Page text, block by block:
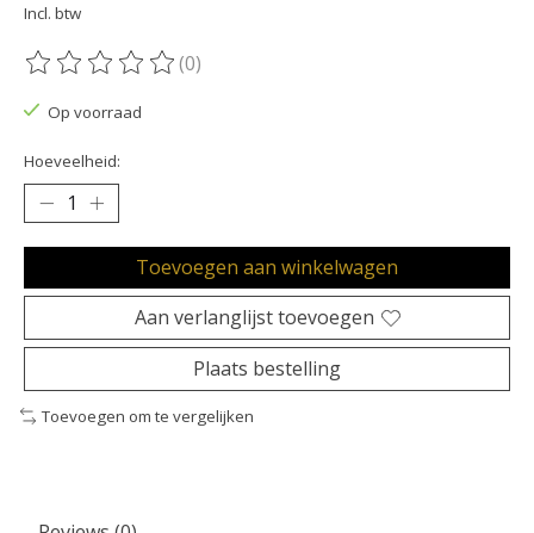
Incl. btw
De beoordeling van dit product is
(0)
Op voorraad
Hoeveelheid:
Toevoegen aan winkelwagen
Aan verlanglijst toevoegen
Plaats bestelling
Toevoegen om te vergelijken